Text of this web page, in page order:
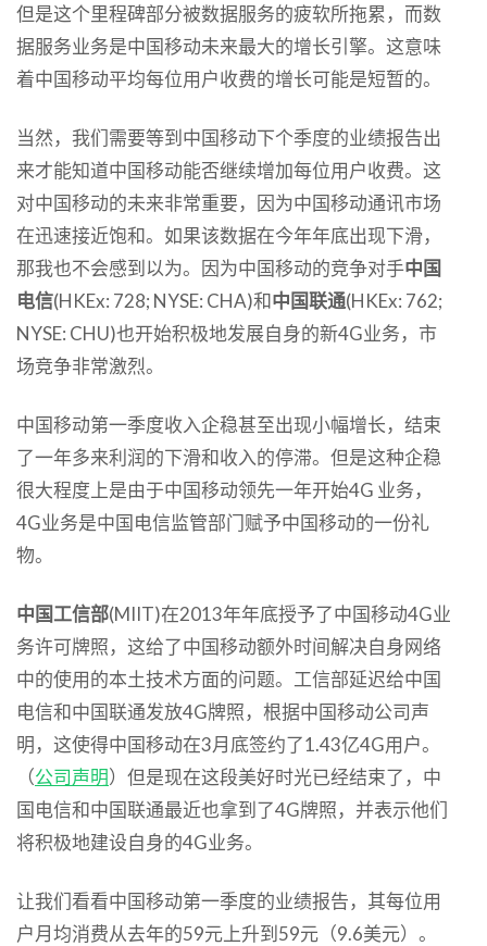
但是这个里程碑部分被数据服务的疲软所拖累，而数
据服务业务是中国移动未来最大的增长引擎。这意味
着中国移动平均每位用户收费的增长可能是短暂的。
当然，我们需要等到中国移动下个季度的业绩报告出
来才能知道中国移动能否继续增加每位用户收费。这
对中国移动的未来非常重要，因为中国移动通讯市场
在迅速接近饱和。如果该数据在今年年底出现下滑，
那我也不会感到以为。因为中国移动的竞争对手中国
电信(HKEx: 728; NYSE: CHA)和中国联通(HKEx: 762;
NYSE: CHU)也开始积极地发展自身的新4G业务，市
场竞争非常激烈。
中国移动第一季度收入企稳甚至出现小幅增长，结束
了一年多来利润的下滑和收入的停滞。但是这种企稳
很大程度上是由于中国移动领先一年开始4G 业务，
4G业务是中国电信监管部门赋予中国移动的一份礼
物。
中国工信部(MIIT)在2013年年底授予了中国移动4G业
务许可牌照，这给了中国移动额外时间解决自身网络
中的使用的本土技术方面的问题。工信部延迟给中国
电信和中国联通发放4G牌照，根据中国移动公司声
明，这使得中国移动在3月底签约了1.43亿4G用户。
（公司声明）但是现在这段美好时光已经结束了，中
国电信和中国联通最近也拿到了4G牌照，并表示他们
将积极地建设自身的4G业务。
让我们看看中国移动第一季度的业绩报告，其每位用
户月均消费从去年的59元上升到59元（9.6美元）。